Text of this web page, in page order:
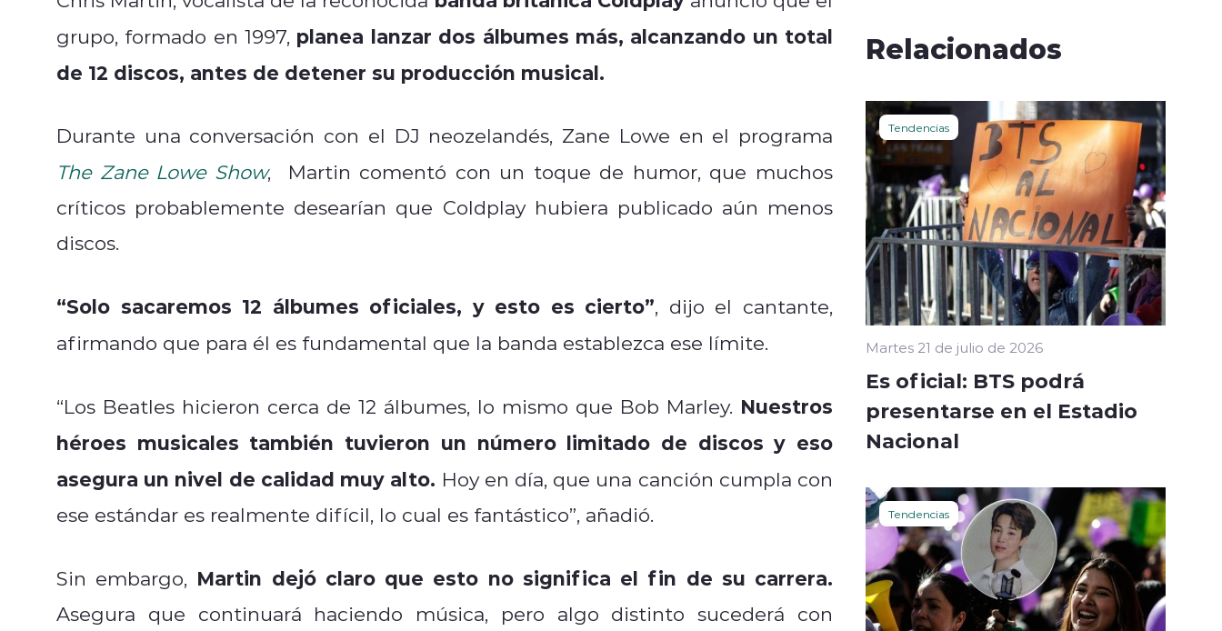
grupo, formado en 1997, planea lanzar dos álbumes más, alcanzando un total
de 12 discos, antes de detener su producción musical.
Durante una conversación con el DJ neozelandés, Zane Lowe en el programa
The Zane Lowe Show,
Martin comentó con un toque de humor, que muchos
críticos probablemente desearían que Coldplay hubiera publicado aún menos
discos.
“Solo sacaremos 12 álbumes oficiales, y esto es cierto”, dijo el cantante,
afirmando que para él es fundamental que la banda establezca ese límite.
“Los Beatles hicieron cerca de 12 álbumes, lo mismo que Bob Marley. Nuestros
héroes musicales también tuvieron un número limitado de discos y eso
asegura un nivel de calidad muy alto. Hoy en día, que una canción cumpla con
ese estándar es realmente difícil, lo cual es fantástico”, añadió.
Sin embargo, Martin dejó claro que esto no significa el fin de su carrera.
Asegura que continuará haciendo música, pero algo distinto sucederá con
Relacionados
Tendencias
Martes 21 de julio de 2026
Es oficial: BTS podrá
presentarse en el Estadio
Nacional
Tendencias